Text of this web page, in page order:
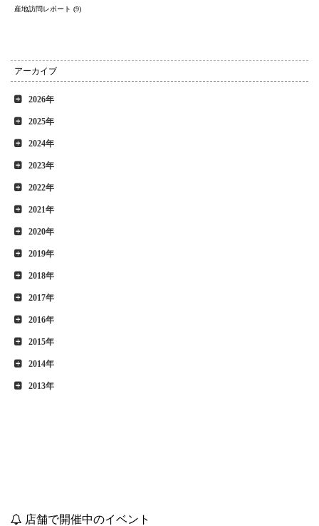
産地訪問レポート (9)
アーカイブ
2026年
2025年
2024年
2023年
2022年
2021年
2020年
2019年
2018年
2017年
2016年
2015年
2014年
2013年
店舗で開催中のイベント